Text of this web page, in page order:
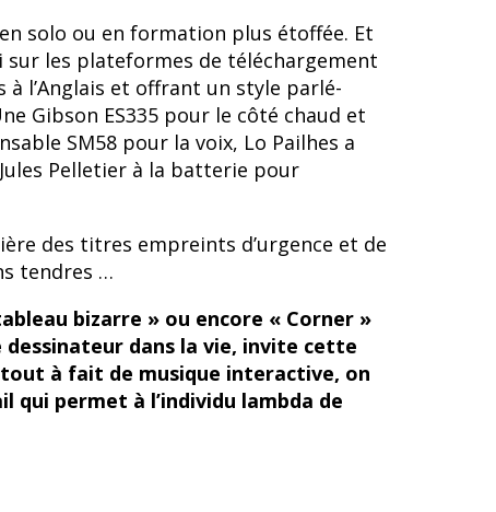
solo ou en formation plus étoffée. Et
sur les plateformes de téléchargement
l’Anglais et offrant un style parlé-
Gibson ES335 pour le côté chaud et
SM58 pour la voix, Lo Pailhes a
Pelletier à la batterie pour
des titres empreints d’urgence et de
tendres …
bizarre » ou encore « Corner »
dans la vie, invite cette
tout à fait de musique interactive, on
permet à l’individu lambda de